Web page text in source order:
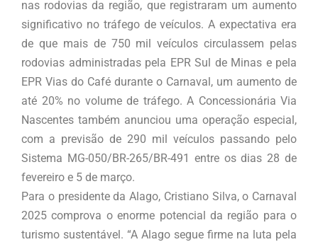
nas rodovias da região, que registraram um aumento
significativo no tráfego de veículos. A expectativa era
de que mais de 750 mil veículos circulassem pelas
rodovias administradas pela EPR Sul de Minas e pela
EPR Vias do Café durante o Carnaval, um aumento de
até 20% no volume de tráfego. A Concessionária Via
Nascentes também anunciou uma operação especial,
com a previsão de 290 mil veículos passando pelo
Sistema MG-050/BR-265/BR-491 entre os dias 28 de
fevereiro e 5 de março.
Para o presidente da Alago, Cristiano Silva, o Carnaval
2025 comprova o enorme potencial da região para o
turismo sustentável. “A Alago segue firme na luta pela